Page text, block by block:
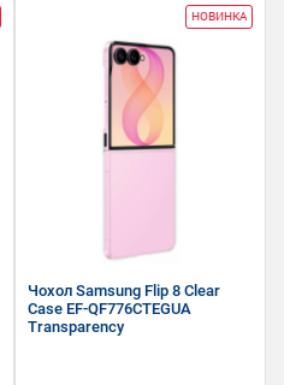
Сумісність: Samsung A27
Матеріал: Термополіуретан
Форм-фактор: Накладка
Чохол Samsung Flip 8 Clear
Case EF-QF776CTEGUA
Transparency
НОВИНКА